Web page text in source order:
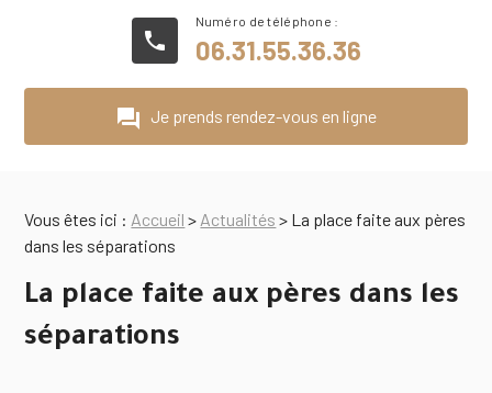
phone 06.31.55.36.36
question_answer Je prends rendez-vous en ligne
Vous êtes ici : Accueil > Actualités > La place faite aux pères
dans les séparations
La place faite aux pères dans les
séparations